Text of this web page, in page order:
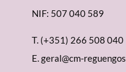
NIF: 507 040 589
T. (+351) 266 508 040
E.geral@cm-